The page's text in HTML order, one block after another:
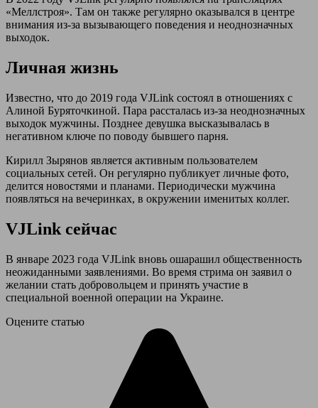
«Меллстроя». Там он также регулярно оказывался в центре
внимания из-за вызывающего поведения и неоднозначных
выходок.
Личная жизнь
Известно, что до 2019 года VJLink состоял в отношениях с
Алиной Буряточкиной. Пара рассталась из-за неоднозначных
выходок мужчины. Позднее девушка высказывалась в
негативном ключе по поводу бывшего парня.
Кирилл Зырянов является активным пользователем
социальных сетей. Он регулярно публикует личные фото,
делится новостями и планами. Периодически мужчина
появляться на вечеринках, в окружении именитых коллег.
VJLink сейчас
В январе 2023 года VJLink вновь ошарашил общественность
неожиданными заявлениями. Во время стрима он заявил о
желании стать добровольцем и принять участие в
специальной военной операции на Украине.
Оцените статью